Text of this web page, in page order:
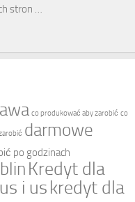
stron …
co produkować aby zarobić co
darmowe
po godzinach
Kredyt dla
i uskredyt dla